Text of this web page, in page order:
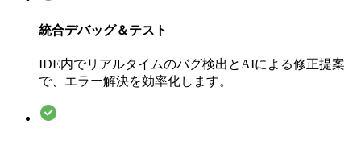
統合デバッグ＆テスト
IDE内でリアルタイムのバグ検出とAIによる修正提案
で、エラー解決を効率化します。